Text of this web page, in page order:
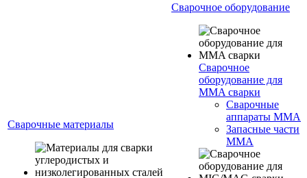
Сварочные материалы
Сварочное оборудование
Сварочное
оборудование для
MMA сварки
Сварочные
аппараты MMA
Запасные части
MMA